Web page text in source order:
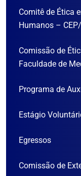
Processo
Contato do PIBI
Cronograma
Processo
Regulamento
Seminário de
Comitê de Ética
Humanos –
Portaria dos
Comissão de
Faculdade de
Programa de
Estágio
Egressos
Comissão de